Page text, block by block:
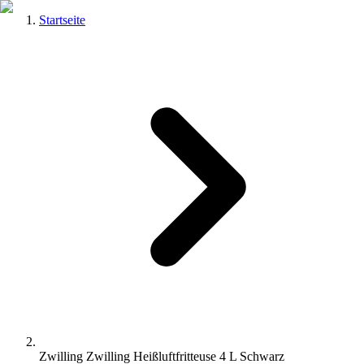
Startseite
Zwilling Zwilling Heißluftfritteuse 4 L Schwarz